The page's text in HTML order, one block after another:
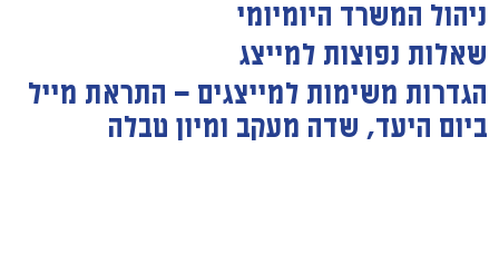
ניהול המשרד היומיומי
שאלות נפוצות למייצג
הגדרות משימות למייצגים — התראת מייל
ביום היעד, שדה מעקב ומיון טבלה